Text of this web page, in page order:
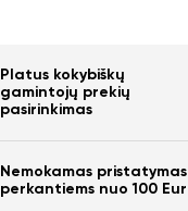
Platus kokybiškų
gamintojų prekių
pasirinkimas
Nemokamas pristatymas
perkantiems nuo 100 Eur